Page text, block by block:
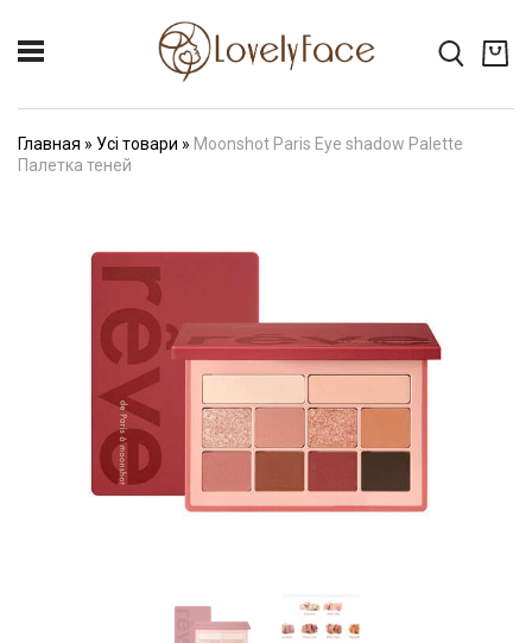
Главная » Усі товари » Moonshot Paris Eye shadow Palette
Палетка теней